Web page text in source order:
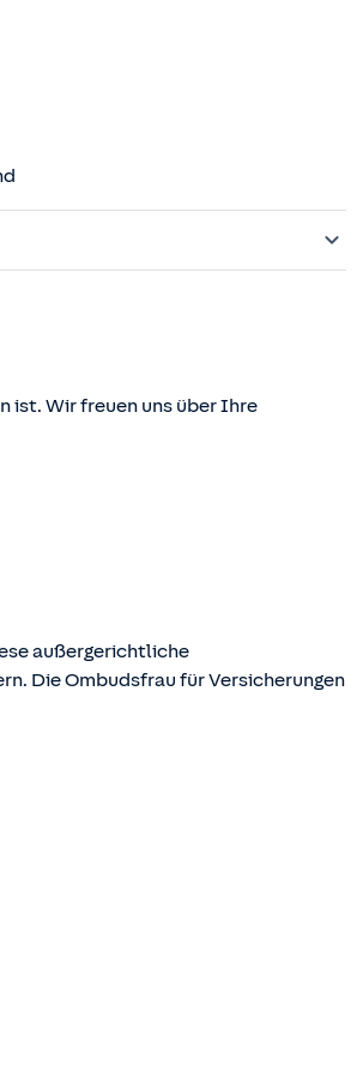
ist. Wir freuen uns über Ihre
außergerichtliche
Die Ombudsfrau für Versicherungen